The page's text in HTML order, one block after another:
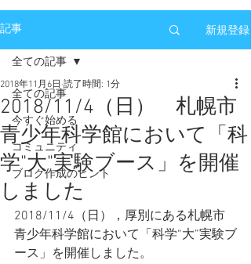
記事 新規登録
全ての記事
今すぐ始める
コミュニティ
ブログ作成のヒント
全ての記事
2018/11/4（日） 札幌市
青少年科学館において「科
学"大"実験ブース」を開催
しました
2018年11月6日 読了時間: 1分
2018/11/4（日），厚別にある札幌市
青少年科学館において「科学“大”実験ブ
ース」を開催しました。